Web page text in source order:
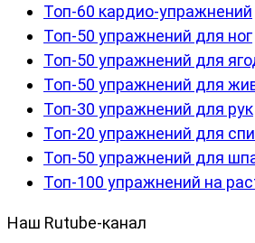
Топ-60 кардио-упражнений
Топ-50 упражнений для ног
Топ-50 упражнений для
Топ-50 упражнений для
Топ-30 упражнений для рук
Топ-20 упражнений для
Топ-50 упражнений для
Топ-100 упражнений на
Наш Rutube-канал